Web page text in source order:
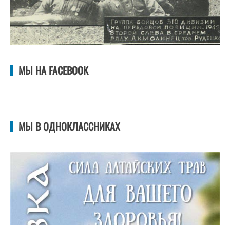
МЫ НА FACEBOOK
МЫ В ОДНОКЛАССНИКАХ